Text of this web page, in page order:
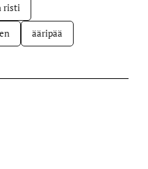
risti
ääripää